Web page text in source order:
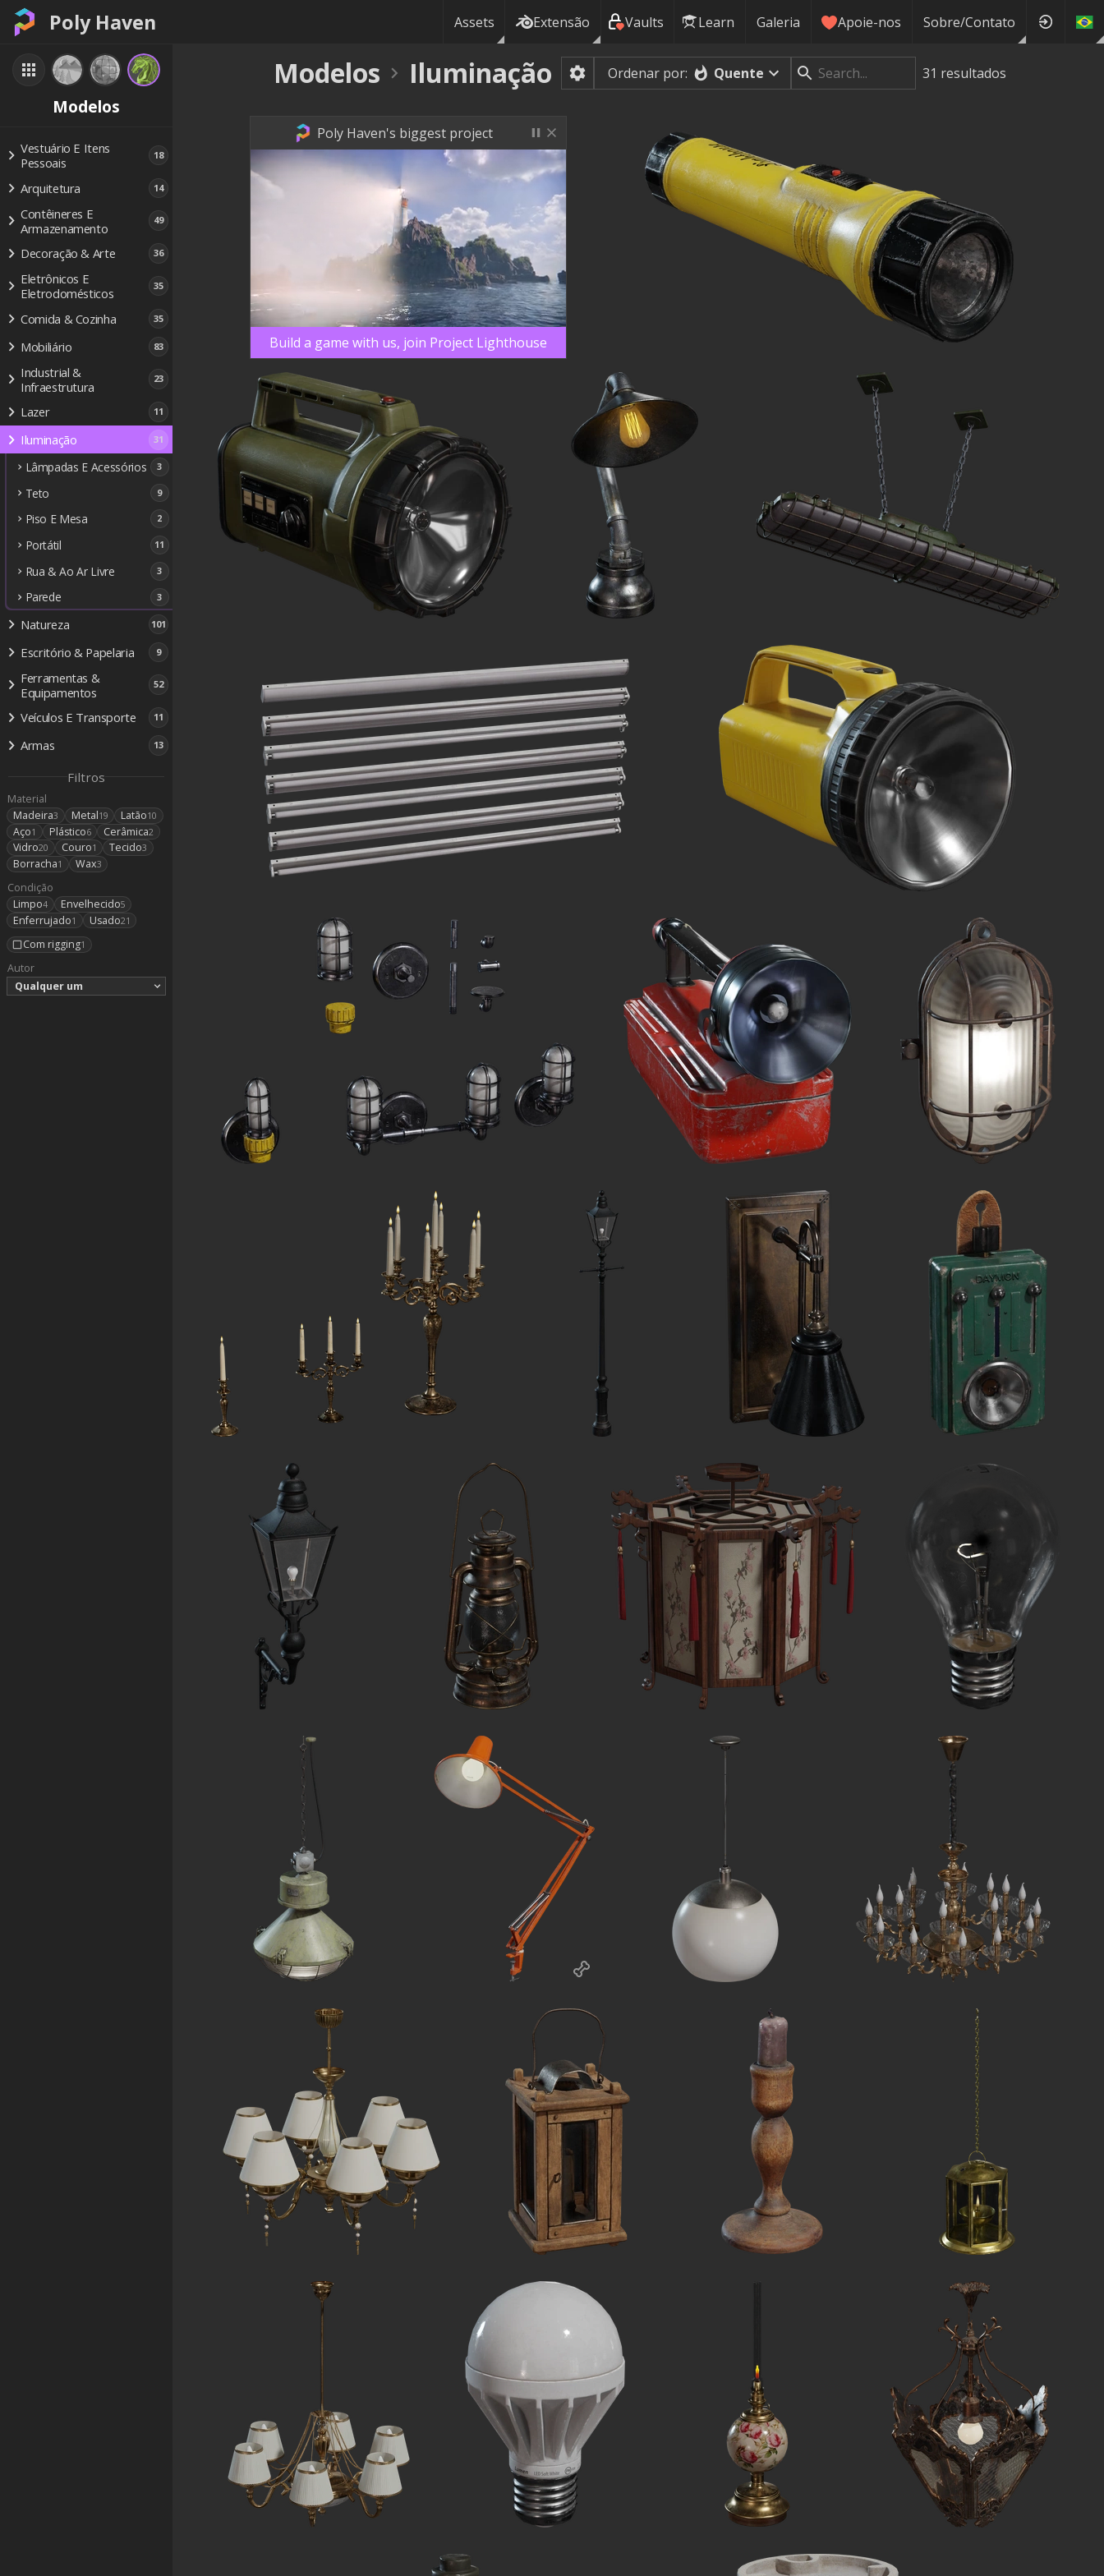
Poly Haven Assets Extensão Vaults Learn Galeria Apoie-nos Sobre/Contato
Modelos
Vestuário E Itens
Pessoais
18
Arquitetura 14
Contêineres E
Armazenamento
49
Decoração & Arte 36
Eletrônicos E
Eletrodomésticos
35
Comida & Cozinha 35
Mobiliário 83
Industrial &
Infraestrutura
23
Lazer 11
Iluminação 31
Lâmpadas E Acessórios 3
Teto 9
Piso E Mesa 2
Portátil 11
Rua & Ao Ar Livre 3
Parede 3
Natureza 101
Escritório & Papelaria 9
Ferramentas &
Equipamentos
52
Veículos E Transporte 11
Armas 13
Filtros
Material
Madeira3 Metal19 Latão10
Aço1 Plástico6 Cerâmica2
Vidro20 Couro1 Tecido3
Borracha1 Wax3
Condição
Limpo4 Envelhecido5
Enferrujado1 Usado21
Com rigging1
Autor
Qualquer um
Modelos Iluminação Ordenar por: Quente 31 resultados
Poly Haven's biggest project
Build a game with us, join Project Lighthouse